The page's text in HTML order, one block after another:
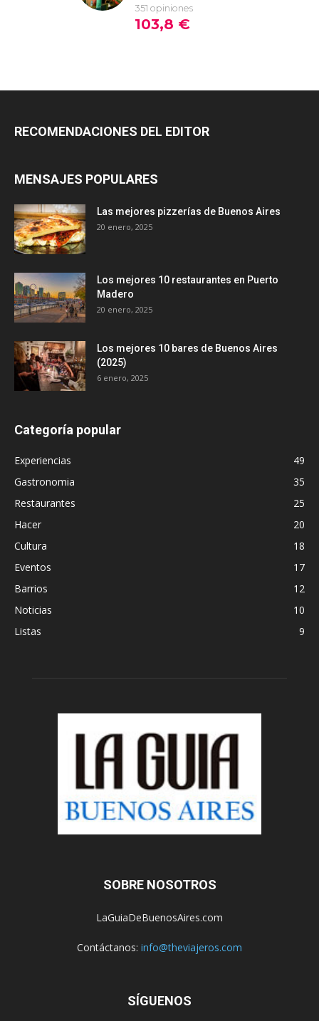
RECOMENDACIONES DEL EDITOR
MENSAJES POPULARES
Las mejores pizzerías de Buenos Aires
20 enero, 2025
Los mejores 10 restaurantes en Puerto
Madero
20 enero, 2025
Los mejores 10 bares de Buenos Aires
(2025)
6 enero, 2025
Categoría popular
Experiencias
49
Gastronomia
35
Restaurantes
25
Hacer
20
Cultura
18
Eventos
17
Barrios
12
Noticias
10
Listas
9
SOBRE NOSOTROS
LaGuiaDeBuenosAires.com
Contáctanos: info@theviajeros.com
SÍGUENOS